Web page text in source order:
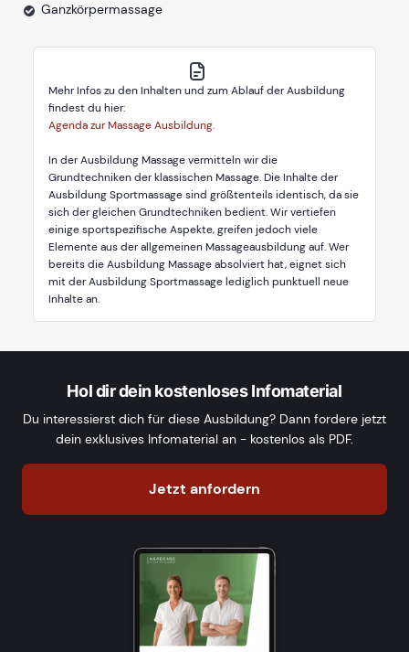
Ganzkörpermassage
Mehr Infos zu den Inhalten und zum Ablauf der Ausbildung
findest du hier:
Agenda zur Massage Ausbildung.
In der Ausbildung Massage vermitteln wir die
Grundtechniken der klassischen Massage. Die Inhalte der
Ausbildung Sportmassage sind größtenteils identisch, da sie
sich der gleichen Grundtechniken bedient. Wir vertiefen
einige sportspezifische Aspekte, greifen jedoch viele
Elemente aus der allgemeinen Massageausbildung auf. Wer
bereits die Ausbildung Massage absolviert hat, eignet sich
mit der Ausbildung Sportmassage lediglich punktuell neue
Inhalte an.
Hol dir dein kostenloses Infomaterial
Du interessierst dich für diese Ausbildung? Dann fordere jetzt
dein exklusives Infomaterial an - kostenlos als PDF.
Jetzt anfordern